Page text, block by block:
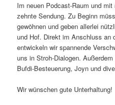
Im neuen Podcast-Raum und
zehnte Sendung. Zu Beginn
gewöhnen und geben allerlei
und Hof. Direkt im Anschluss an
entwickeln wir spannende
uns in Stroh-Dialogen.
Bufdi-Besteuerung, Joyn und
Wir wünschen gute Unterhaltung!